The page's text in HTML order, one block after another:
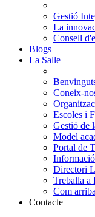
Gestió
La
Consell
Blogs
La Salle
Coneix-
Escoles i
Gestió de
Model
Portal de
Directori
Treballa a
Com
Contacte